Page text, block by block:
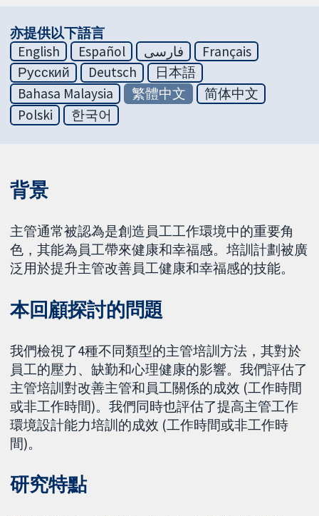
亦提供以下語言
English
Español فارسی
Français
Русский
Deutsch
日本語
Bahasa Malaysia
繁體中文
简体中文
Polski
한국어
背景
主管通常被認為是創造員工工作環境中的重要角
色，其能為員工帶來健康和幸福感。培訓計劃被廣
泛用於提升主管改善員工健康和幸福感的技能。
本回顧探討的問題
我們檢視了4種不同類型的主管培訓方法，其對於
員工的壓力、缺勤和心理健康的影響。我們評估了
主管培訓對改善主管和員工關係的成效 (工作時間
或非工作時間)。我們同時也評估了提高主管工作
環境設計能力培訓的成效 (工作時間或非工作時
間)。
研究特點